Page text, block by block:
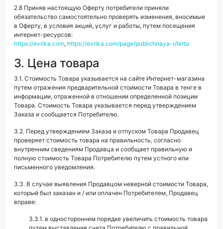
2.8 Приняв настоящую Оферту потребители приняли
обязательство самостоятельно проверять изменения, вносимые
в Оферту, в условия акций, услуг и работы, путем посещения
интернет-ресурсов:
https://evrika.com, https://evrika.com/page/publichnaya-oferta
3. Цена товара
3.1. Стоимость Товара указывается на сайте Интернет-магазина
путем отражения предварительной стоимости Товара в тенге в
информации, отраженной в отношении определенной позиции
Товара. Стоимость Товара указывается перед утверждением
Заказа и сообщается Потребителю.
3.2. Перед утверждением Заказа и отпуском Товара Продавец
проверяет стоимость товара на правильность, согласно
внутренним сведениям Продавца и сообщает правильную и
полную стоимость Товара Потребителю путем устного или
письменного уведомления.
3.3. В случае выявления Продавцом неверной стоимости Товара,
который был заказан и / или оплачен Потребителем, Продавец
вправе:
3.3.1. в одностороннем порядке увеличить стоимость товара